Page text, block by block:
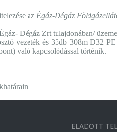
az Égáz-Dégáz
Dégáz Zrt tulajdonában/
vezeték és 33db 308m D32
való kapcsolódással történik.
ELADOTT